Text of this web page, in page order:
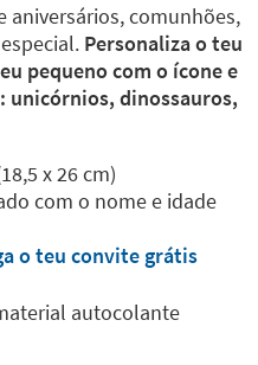
aniversários, comunhões,
Personaliza o teu
pequeno com o ícone e
unicórnios, dinossauros,
x 26 cm)
com o nome e idade
o teu convite grátis
autocolante